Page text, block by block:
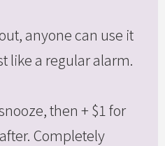
anyone can use it
like a regular alarm.
then + $1 for
Completely